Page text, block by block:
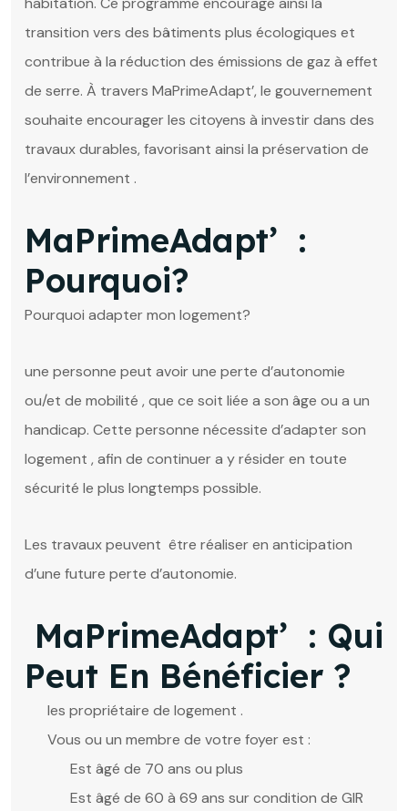
transition vers des bâtiments plus écologiques et
contribue à la réduction des émissions de gaz à effet
de serre. À travers MaPrimeAdapt’, le gouvernement
souhaite encourager les citoyens à investir dans des
travaux durables, favorisant ainsi la préservation de
l’environnement .
MaPrimeAdapt’ :
Pourquoi?
Pourquoi adapter mon logement?
une personne peut avoir une perte d’autonomie
ou/et de mobilité , que ce soit liée a son âge ou a un
handicap. Cette personne nécessite d’adapter son
logement , afin de continuer a y résider en toute
sécurité le plus longtemps possible.
Les travaux peuvent être réaliser en anticipation
d’une future perte d’autonomie.
MaPrimeAdapt’ : Qui
Peut En Bénéficier ?
les propriétaire de logement .
Vous ou un membre de votre foyer est :
Est âgé de 70 ans ou plus
Est âgé de 60 à 69 ans sur condition de GIR